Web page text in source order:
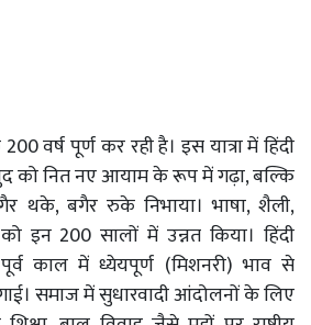
200 वर्ष पूर्ण कर रही है। इस यात्रा में हिंदी
को नित नए आयाम के रूप में गढ़ा, बल्कि
थके, बगैर रुके निभाया। भाषा, शैली,
इन 200 सालों में उन्नत किया। हिंदी
पूर्व काल में ध्येयपूर्ण (मिशनरी) भाव से
समाज में सुधारवादी आंदोलनों के लिए